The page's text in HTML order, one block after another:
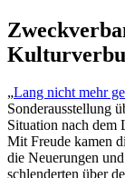
„Lang nicht mehr
Sonderausstellung
Situation nach dem
Mit Freude kamen
die Neuerungen
schlenderten über